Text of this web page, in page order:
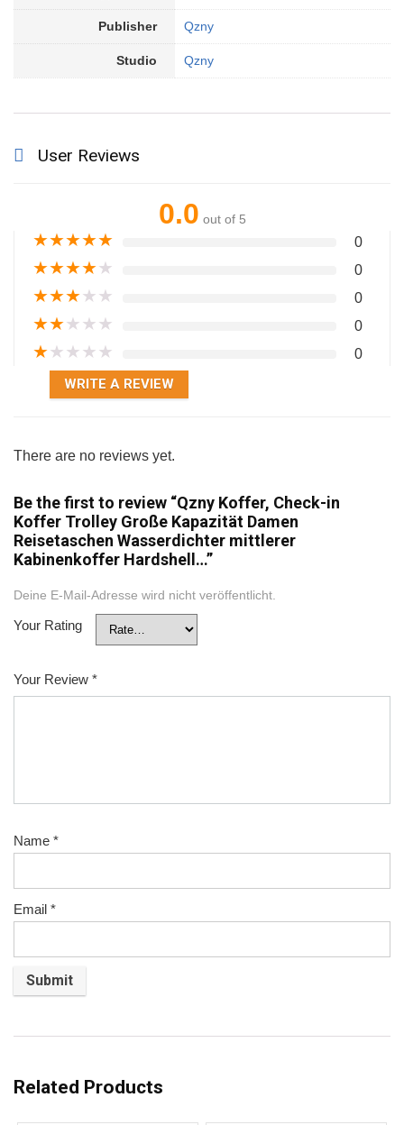
Publisher Qzny
Studio Qzny
User Reviews
0.0 out of 5
★★★★★ 0
★★★★★ 0
★★★★★ 0
★★★★★ 0
★★★★★ 0
WRITE A REVIEW
There are no reviews yet.
Be the first to review “Qzny Koffer, Check-in
Koffer Trolley Große Kapazität Damen
Reisetaschen Wasserdichter mittlerer
Kabinenkoffer Hardshell…”
Deine E-Mail-Adresse wird nicht veröffentlicht.
Your Rating
Your Review *
Name *
Email *
Related Products